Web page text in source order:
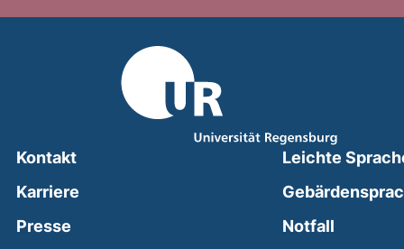
Kontakt
Karriere
Presse
Leichte
Notfall